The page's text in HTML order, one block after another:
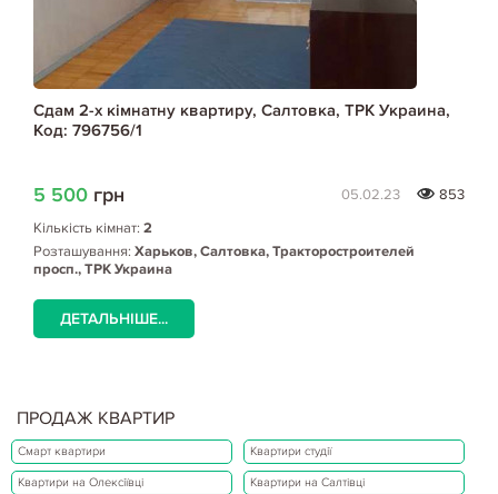
Сдам 2-х кімнатну квартиру, Салтовка, ТРК Украина,
Код: 796756/1
5 500 грн 05.02.23
853
Кількість кімнат: 2
Розташування: Харьков, Салтовка, Тракторостроителей
просп., ТРК Украина
ДЕТАЛЬНІШЕ...
ПРОДАЖ КВАРТИР
Смарт квартири Квартири студії
Квартири на Олексіївці Квартири на Салтівці